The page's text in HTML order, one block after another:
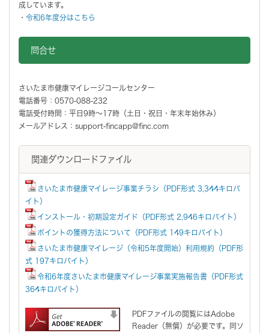
成しています。
・ 令和6年度分はこちら
問合せ
さいたま市健康マイレージコールセンター
電話番号：0570-088-232
電話受付時間：平日9時～17時（土日・祝日・年末年始休み）
メールアドレス：support-fincapp@finc.com
関連ダウンロードファイル
さいたま市健康マイレージ事業チラシ（PDF形式 3,344キロバ
イト）
インストール・初期設定ガイド（PDF形式 2,946キロバイト）
ポイントの獲得方法について（PDF形式 149キロバイト）
さいたま市健康マイレージ（令和5年度開始）利用規約（PDF形
式 197キロバイト）
令和6年度さいたま市健康マイレージ事業実施報告書（PDF形式
364キロバイト）
PDFファイルの閲覧にはAdobe
Reader（無償）が必要です。同ソ